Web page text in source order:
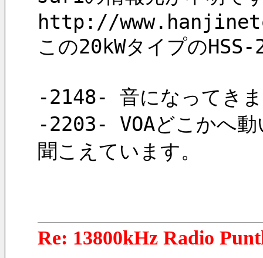
http://
この20kWタイプの
-2148- 音になってきま
-2203- VOAどこかへ動
聞こえています。
Re: 13800kHz Radio